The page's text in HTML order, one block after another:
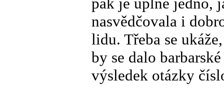
nasvědčovala i
lidu. Třeba se
by se dalo
výsledek otázky